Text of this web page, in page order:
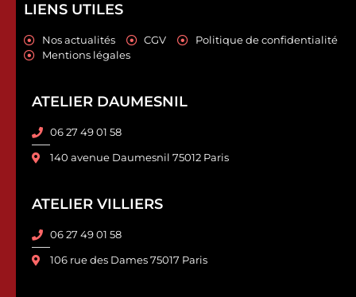
LIENS UTILES
Nos actualités CGV
Politique de confidentialité
Mentions légales
ATELIER DAUMESNIL
06 27 49 01 58
140 avenue Daumesnil 75012 Paris
ATELIER VILLIERS
06 27 49 01 58
106 rue des Dames 75017 Paris